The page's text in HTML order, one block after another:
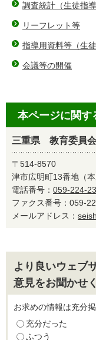
調査統計（生徒指導
リーフレット等
指導用資料等（生徒
会議等の開催
本ページに関す
三重県 教育委員
〒514-8570
津市広明町13番地（本
電話番号： 059-224-
ファクス番号：059-
メールアドレス：
より良いウェブ
意見をお聞かせ
お求めの情報は充分
充分だった
ふつう